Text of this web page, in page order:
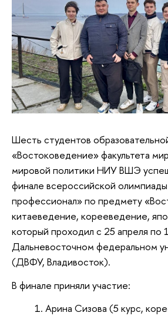
Шесть студентов
«Востоковедение» факультета
мировой политики НИУ ВШЭ
финале всероссийской
профессионал» по предмету
китаеведение, корееведение,
который проходил с 25 апреля по
Дальневосточном федеральном
(ДВФУ, Владивосток).
В финале приняли участие:
Арина Сизова (5 курс,